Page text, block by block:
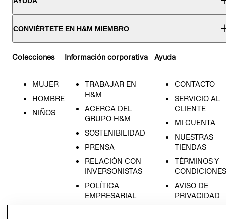
CONVIÉRTETE EN H&M MIEMBRO
Colecciones
MUJER
HOMBRE
NIÑOS
Información corporativa
TRABAJAR EN
H&M
ACERCA DEL
GRUPO H&M
SOSTENIBILIDAD
PRENSA
RELACIÓN CON
INVERSONISTAS
POLÍTICA
EMPRESARIAL
Ayuda
CONTACTO
SERVICIO AL
CLIENTE
MI CUENTA
NUESTRAS
TIENDAS
TÉRMINOS Y
CONDICIONES
AVISO DE
PRIVACIDAD